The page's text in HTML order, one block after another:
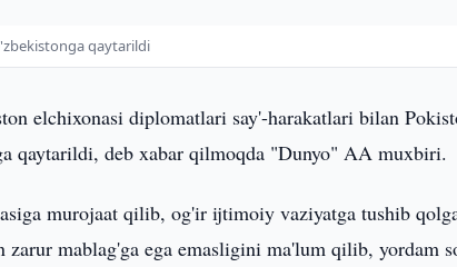
qaytarildi
elchixonasi diplomatlari say'-harakatlari bilan
qaytarildi, deb xabar qilmoqda "Dunyo" AA muxbiri.
murojaat qilib, og'ir ijtimoiy vaziyatga tushib
mablag'ga ega emasligini ma'lum qilib, yordam